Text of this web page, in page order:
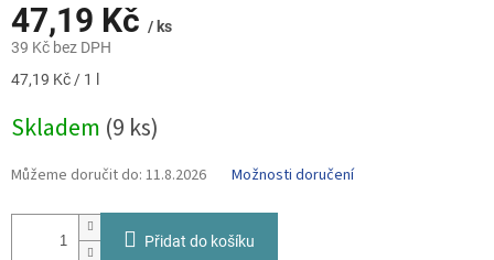
47,19 Kč / ks
39 Kč bez DPH
Měrná
47,19 Kč / 1 l
Skladem (9 ks)
Můžeme doručit do: 11.8.2026 Možnosti doručení
Přidat do košíku